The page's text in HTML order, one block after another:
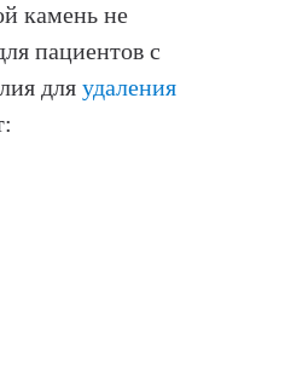
камень не
пациентов с
для удаления